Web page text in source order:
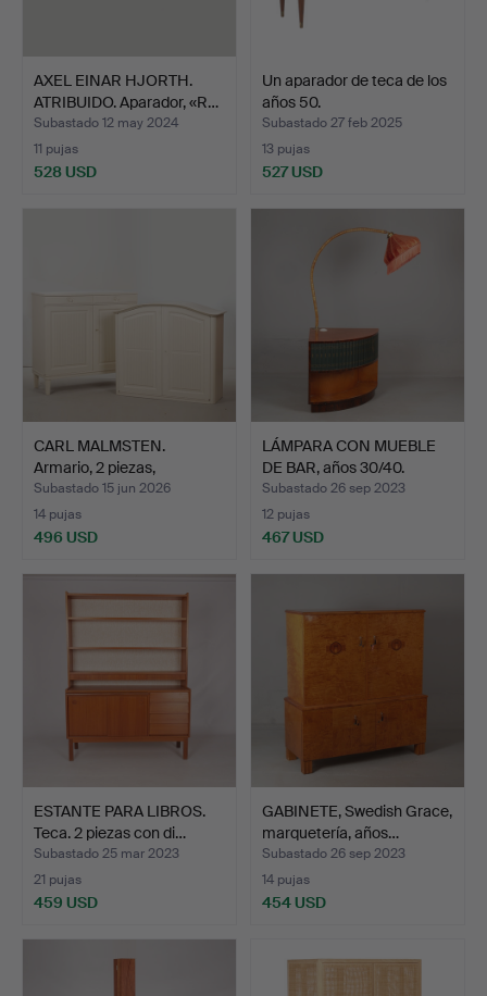
AXEL EINAR HJORTH.
ATRIBUIDO. Aparador, «R…
Subastado 12 may 2024
11 pujas
528 USD
Un aparador de teca de los
años 50.
Subastado 27 feb 2025
13 pujas
527 USD
CARL MALMSTEN.
Armario, 2 piezas,
"Herrgår…
Subastado 15 jun 2026
14 pujas
496 USD
LÁMPARA CON MUEBLE
DE BAR, años 30/40.
Subastado 26 sep 2023
12 pujas
467 USD
ESTANTE PARA LIBROS.
Teca. 2 piezas con di…
Subastado 25 mar 2023
21 pujas
459 USD
GABINETE, Swedish Grace,
marquetería, años…
Subastado 26 sep 2023
14 pujas
454 USD